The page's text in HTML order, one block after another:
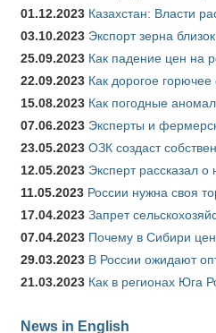
01.12.2023 Казахстан: Власти
03.10.2023 Экспорт зерна
25.09.2023 Как падение цен на
22.09.2023 Как дорогое
15.08.2023 Как погодные
07.06.2023 Эксперты и
23.05.2023 ОЗК создаст
12.05.2023 Эксперт рассказал
11.05.2023 России нужна своя
17.04.2023 Запрет
07.04.2023 Почему в Сибири
29.03.2023 В России ожидают
21.03.2023 Как в регионах Юга
News in English